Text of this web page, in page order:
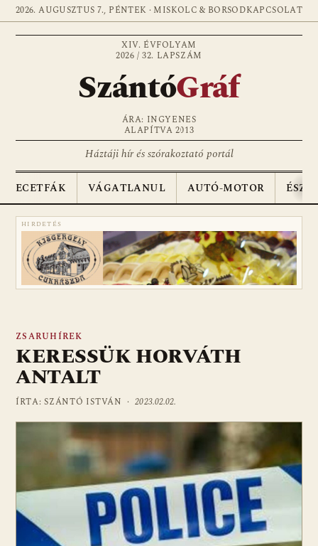
2026. AUGUSZTUS 7., PÉNTEK · MISKOLC & BORSODKAPCSOLAT
XIV. ÉVFOLYAM
2026 / 32. LAPSZÁM
SzántóGráf
ÁRA: INGYENES
ALAPÍTVA 2013
Háztáji hír és szórakoztató portál
ECETFÁK VÁGATLANUL AUTÓ-MOTOR
HIRDETÉS
ZSARUHÍREK
KERESSÜK HORVÁTH
ANTALT
ÍRTA: SZÁNTÓ ISTVÁN ·2023.02.02.